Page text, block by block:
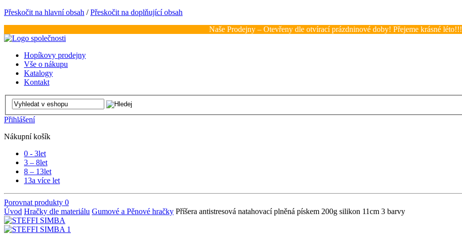
Přeskočit na hlavní obsah /Přeskočit na doplňující obsah
Naše Prodejny – Otevřeny dle otvírací prázdninové doby! Přejeme krásné léto!!!
Hopíkovy prodejny
Vše o nákupu
Katalogy
Kontakt
Přihlášení
Nákupní košík
0 - 3let
3 – 8let
8 – 13let
13a více let
Porovnat produkty 0
Úvod Hračky dle materiálu Gumové a Pěnové hračky Příšera antistresová natahovací plněná pískem 200g silikon 11cm 3 barvy